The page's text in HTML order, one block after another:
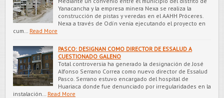
Yanacancha y la empresa minera Nexa se realiza la
construcción de pistas y veredas en el AAHH Próceres.
Nexa a través de Odín venia ejecutando el proyecto en
cum…
Read More
PASCO: DESIGNAN COMO DIRECTOR DE ESSALUD A
CUESTIONADO GALENO
Total controversia ha generado la designación de José
Alfonso Serrano Correa como nuevo director de Essalud
Pasco. Serrano estuvo encargado del hospital de
Huariaca donde fue denunciado por irregularidades en la
instalación…
Read More